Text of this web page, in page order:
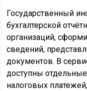
Государственный
бухгалтерской
организаций,
сведений,
документов. В
доступны
налоговых